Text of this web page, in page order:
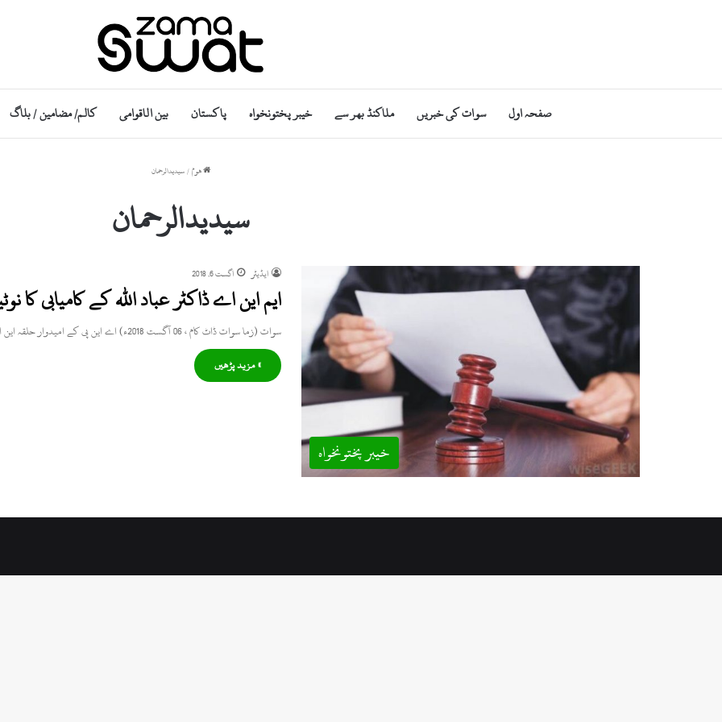
صفحہ اول سوات کی خبریں ملاکنڈ بھر سے خیبر پختونخواہ پاکستان بین الاقوامی کالم/ مضامین / بلاگ
ھوم / سیدیدالرحمان
سیدیدالرحمان
خیبر پختونخواہ
ایڈیٹر اگست 6, 2018
ایم این اے ڈاکٹر عباد اللہ کے کامیابی
سوات (زما سوات ڈاٹ کام ، 06 آگست 2018ء) اے این پی کے امیدوار حلقہ این اے 10 حاجی سدید…
» مزید پڑھیں